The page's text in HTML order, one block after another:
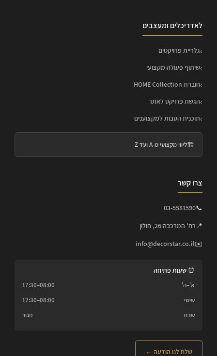
לאדריכלים ומעצבים
גלריית פרויקטים
שיתוף פעולה מקצועי
חוברת HOME Collection
הגשת פרויקט לאתר
תוכנית הטבות למקצוענים
🏗️ליווי מקצועי מ-A ועד Z
צרו קשר
📞
03-5581590
📍 רח' המרכבה 26, חולון
✉️
info@decorstar.co.il
⏰ שעות פתיחה
א'–ה'
08:00–17:30
שישי
08:00–12:30
שבת
סגור
שלח לנו הודעה ←